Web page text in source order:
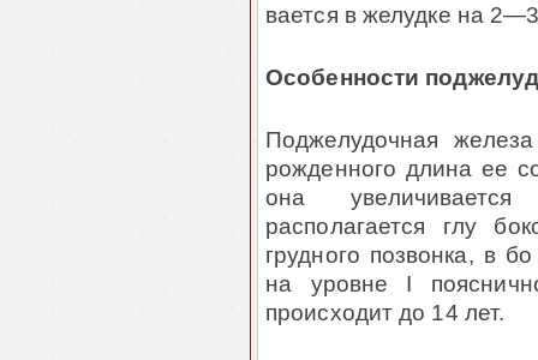
вается в желудке на
Особенности
Поджелудочная
рожденного длина ее
она
располагается глу
грудного позвонка, в
на уровне I
происходит до 14 лет.